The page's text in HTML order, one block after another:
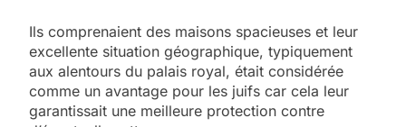
Ils comprenaient des maisons spacieuses et leur
excellente situation géographique, typiquement
aux alentours du palais royal, était considérée
comme un avantage pour les juifs car cela leur
garantissait une meilleure protection contre